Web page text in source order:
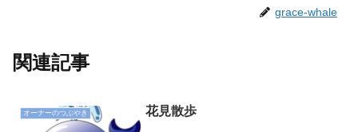
grace-whale
関連記事
オーナーのつぶやき 花見散歩